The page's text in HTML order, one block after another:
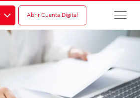
Abrir Cuenta Digital